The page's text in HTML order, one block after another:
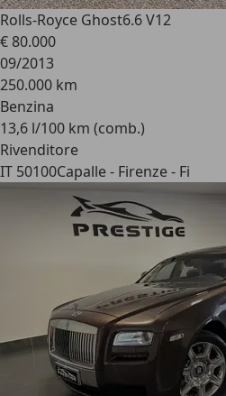
Rolls-Royce Ghost6.6 V12
€ 80.000
09/2013
250.000 km
Benzina
13,6 l/100 km (comb.)
Rivenditore
IT 50100Capalle - Firenze - Fi